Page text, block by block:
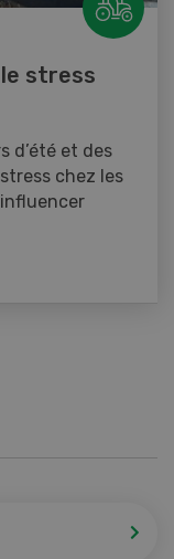
stress
d’été et des
chez les